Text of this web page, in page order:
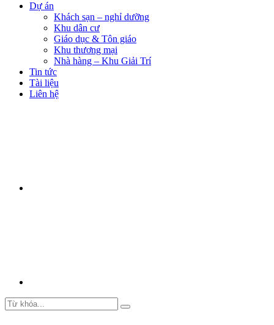
Dự án
Khách sạn – nghỉ dưỡng
Khu dân cư
Giáo dục & Tôn giáo
Khu thương mại
Nhà hàng – Khu Giải Trí
Tin tức
Tài liệu
Liên hệ